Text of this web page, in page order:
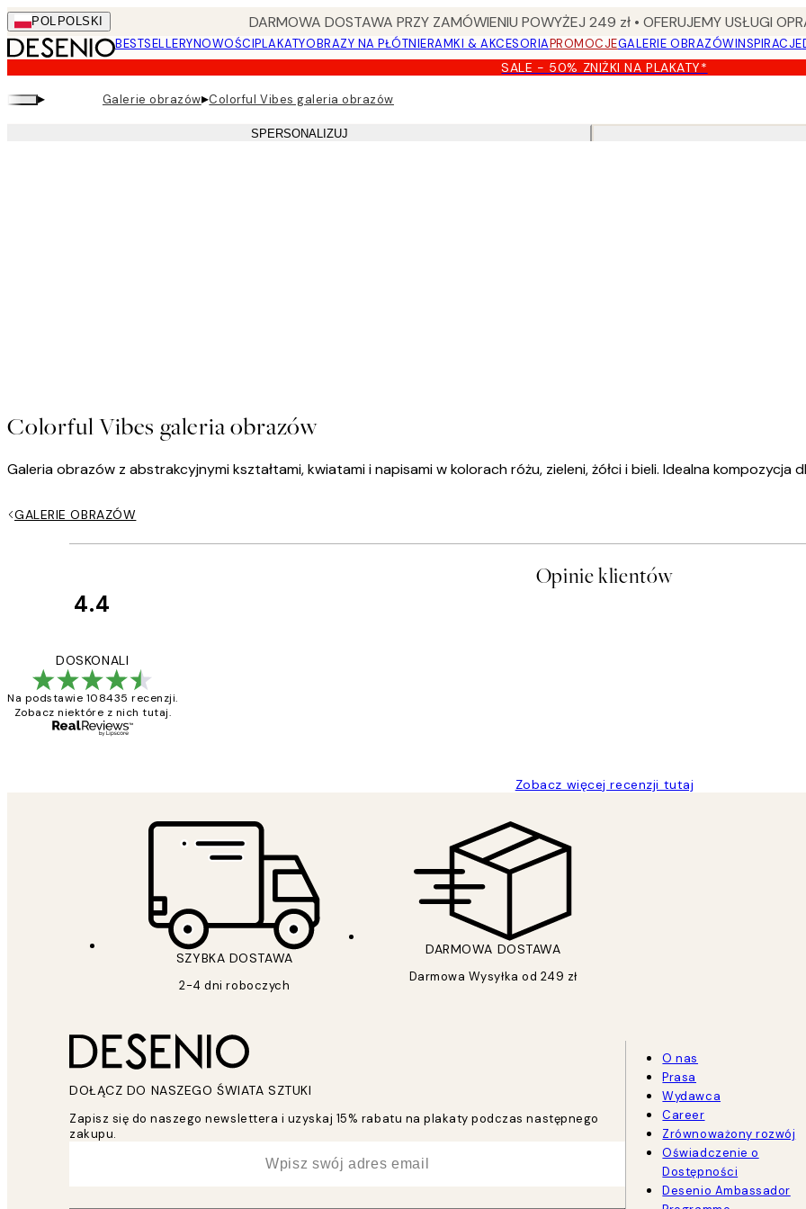
Skip
to
main
content.
POL POLSKI DARMOWA DOSTAWA PRZY ZAMÓWIENIU POWYŻEJ 249 zł • OFERUJEMY USŁUGI
BESTSELLERYNOWOŚCIPLAKATYOBRAZY NA PŁÓTNIERAMKI & AKCESORIAPROMOCJEGALERIE OBRAZÓWINSPIRACJE
SALE - 50% ZNIŻKI NA PLAKATY*
▸ Galerie obrazów▸Colorful Vibes galeria obrazów
SPERSONALIZUJ
Colorful Vibes galeria obrazów
Galeria obrazów z abstrakcyjnymi kształtami, kwiatami i napisami w kolorach różu, zieleni, żółci i bieli. Idealna kompozycja
GALERIE OBRAZÓW
Opinie klientów
4.4
DOSKONALI
Na podstawie 108435 recenzji.
Zobacz niektóre z nich tutaj.
Zobacz więcej recenzji tutaj
SZYBKA DOSTAWA
2-4 dni roboczych
DARMOWA DOSTAWA
Darmowa Wysyłka od 249 zł
DOŁĄCZ DO NASZEGO ŚWIATA SZTUKI
Zapisz się do naszego newslettera i uzyskaj 15% rabatu na plakaty podczas następnego
zakupu.
O nas
Prasa
Wydawca
Career
Zrównoważony rozwój
Oświadczenie o
Dostępności
Desenio Ambassador